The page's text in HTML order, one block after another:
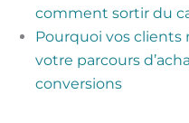
comment sortir du
Pourquoi vos clients
votre parcours
conversions